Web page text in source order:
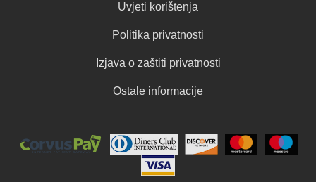
Uvjeti korištenja
Politika privatnosti
Izjava o zaštiti privatnosti
Ostale informacije